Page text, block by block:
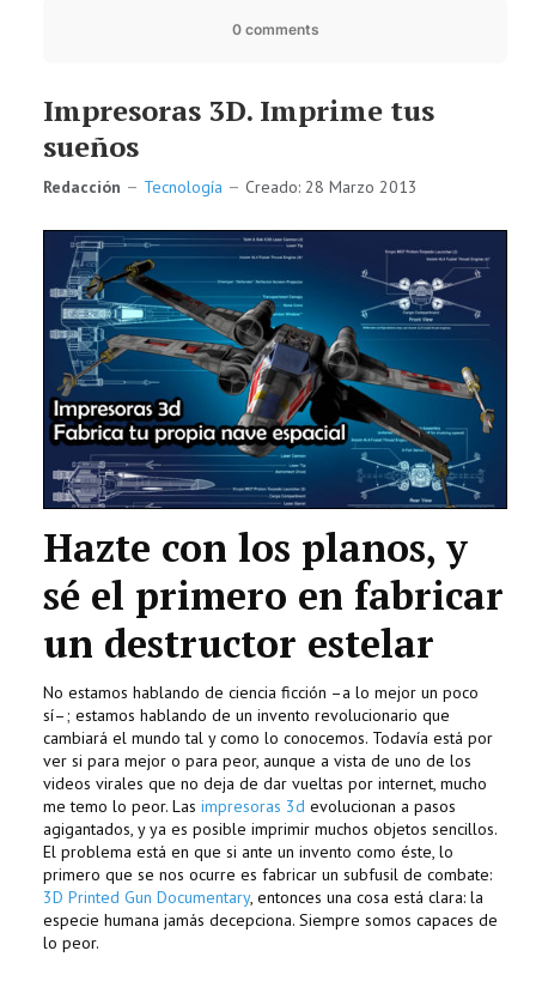
0 comments
Impresoras 3D. Imprime tus
sueños
Redacción Tecnología Creado: 28 Marzo 2013
Hazte con los planos, y
sé el primero en fabricar
un destructor estelar
No estamos hablando de ciencia ficción –a lo mejor un poco
sí–; estamos hablando de un invento revolucionario que
cambiará el mundo tal y como lo conocemos. Todavía está por
ver si para mejor o para peor, aunque a vista de uno de los
videos virales que no deja de dar vueltas por internet, mucho
me temo lo peor. Las impresoras 3d evolucionan a pasos
agigantados, y ya es posible imprimir muchos objetos sencillos.
El problema está en que si ante un invento como éste, lo
primero que se nos ocurre es fabricar un subfusil de combate:
3D Printed Gun Documentary, entonces una cosa está clara: la
especie humana jamás decepciona. Siempre somos capaces de
lo peor.